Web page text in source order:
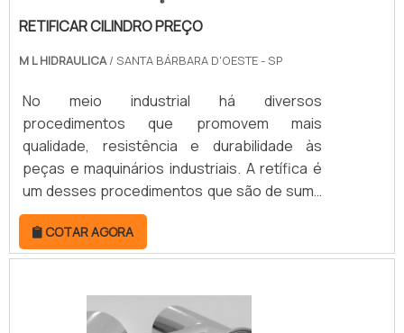
de cada serviço e aceitando qualquer que
serviço. Entre em contato e saiba mais. .
RETIFICAR CILINDRO PREÇO
M L HIDRAULICA/ SANTA BÁRBARA D'OESTE - SP
No meio industrial há diversos
procedimentos que promovem mais
qualidade, resistência e durabilidade às
peças e maquinários industriais. A retífica é
um desses procedimentos que são de suma
importância para o alinhamento,
recuperação e correção de cilindros
hidráulicos e pneumáticos.A retificar cilindro
motores de forma contínua, ou seja, o
desgaste apresentado pela peça é
COTAR AGORA